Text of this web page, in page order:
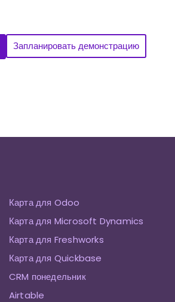
Запланировать демонстрацию
Карта для Odoo
Карта для Microsoft Dynamics
Карта для Freshworks
Карта для Quickbase
CRM понедельник
Airtable